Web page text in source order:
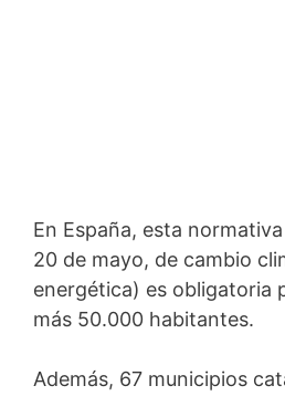
En España, esta
20 de mayo, de cambio
energética) es obligatoria
más 50.000 habitantes.
Además, 67 municipios